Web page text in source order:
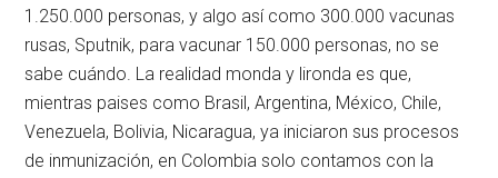
1.250.000 personas, y algo así como 300.000 vacunas
rusas, Sputnik, para vacunar 150.000 personas, no se
sabe cuándo. La realidad monda y lironda es que,
mientras paises como Brasil, Argentina, México, Chile,
Venezuela, Bolivia, Nicaragua, ya iniciaron sus procesos
de inmunización, en Colombia solo contamos con la